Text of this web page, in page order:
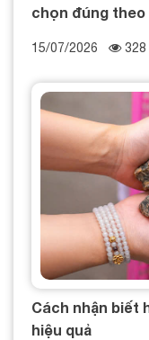
chọn đúng theo
15/07/2026
Cách nhận biết
hiệu quả